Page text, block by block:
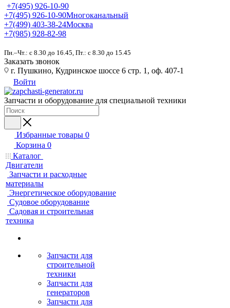
+7(495) 926-10-90
+7(495) 926-10-90Многоканальный
+7(499) 403-38-24Москва
+7(985) 928-82-98
Пн.–Чт.: с 8.30 до 16.45, Пт.: с 8.30 до 15.45
Заказать звонок
г. Пушкино, Кудринское шоссе 6 стр. 1, оф. 407-1
Войти
Запчасти и оборудование для специальной техники
Избранные товары 0
Корзина 0
Каталог
Двигатели
Запчасти и расходные
материалы
Энергетическое оборудование
Судовое оборудование
Садовая и строительная
техника
Запчасти для
строительной
техники
Запчасти для
генераторов
Запчасти для